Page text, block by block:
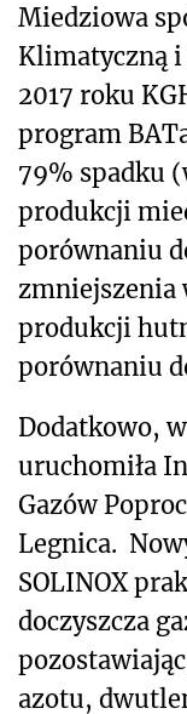
Miedziowa
Klimatyczną i
2017 roku
program
79% spadku
produkcji
porównaniu
zmniejszenia
produkcji
porównaniu
Dodatkowo,
uruchomiła
Gazów
Legnica.
SOLINOX
doczyszcza
azotu,